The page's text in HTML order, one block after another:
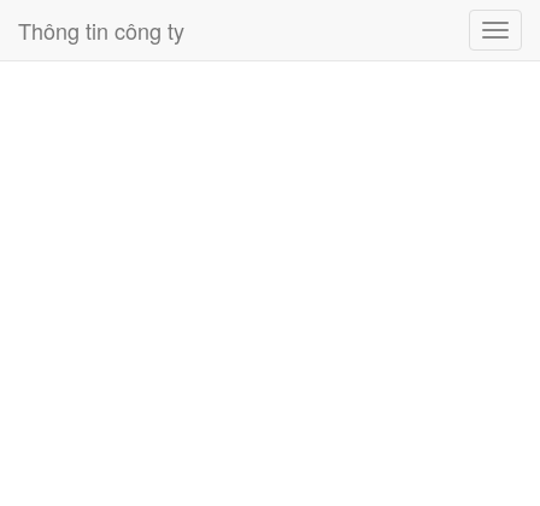
Thông tin công ty